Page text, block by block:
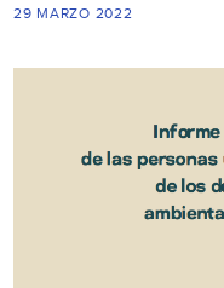
29 MARZO 2022